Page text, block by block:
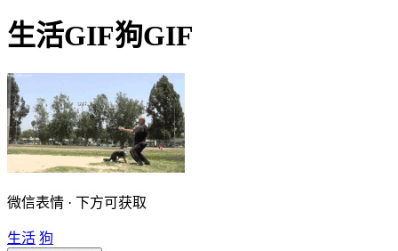
生活GIF狗GIF
微信表情 · 下方可获取
生活 狗